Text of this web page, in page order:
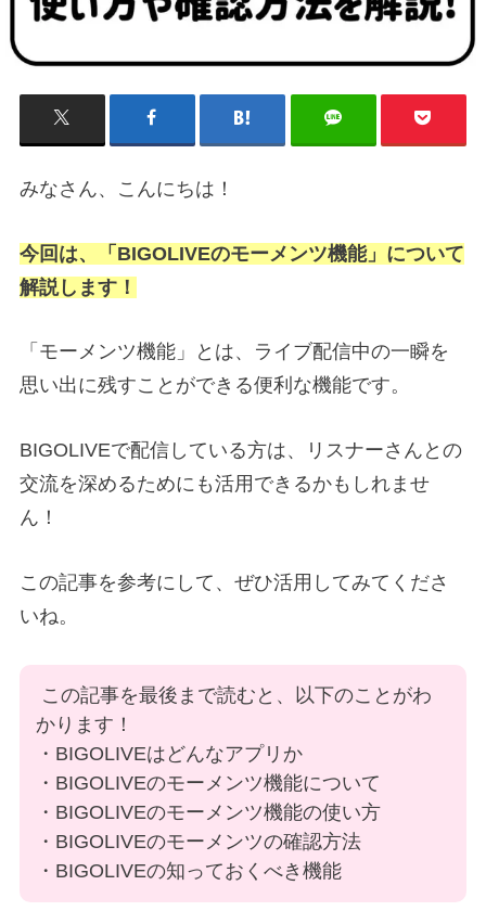
みなさん、こんにちは！
今回は、「BIGOLIVEのモーメンツ機能」について
解説します！
「モーメンツ機能」とは、ライブ配信中の一瞬を
思い出に残すことができる便利な機能です。
BIGOLIVEで配信している方は、リスナーさんとの
交流を深めるためにも活用できるかもしれませ
ん！
この記事を参考にして、ぜひ活用してみてくださ
いね。
この記事を最後まで読むと、以下のことがわ
かります！
・BIGOLIVEはどんなアプリか
・BIGOLIVEのモーメンツ機能について
・BIGOLIVEのモーメンツ機能の使い方
・BIGOLIVEのモーメンツの確認方法
・BIGOLIVEの知っておくべき機能